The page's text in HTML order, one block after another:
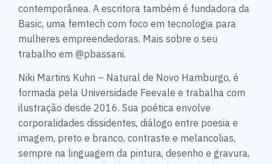
contemporânea. A escritora também é fundadora da
Basic, uma femtech com foco em tecnologia para
mulheres empreendedoras. Mais sobre o seu
trabalho em @pbassani.
Niki Martins Kuhn – Natural de Novo Hamburgo, é
formada pela Universidade Feevale e trabalha com
ilustração desde 2016. Sua poética envolve
corporalidades dissidentes, diálogo entre poesia e
imagem, preto e branco, contraste e melancolias,
sempre na linguagem da pintura, desenho e gravura,